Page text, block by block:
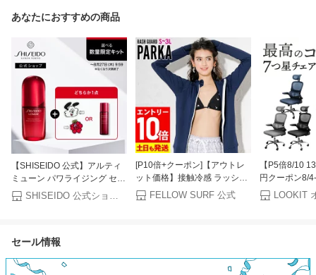
あなたにおすすめの商品
【SHISEIDO 公式】アルティ
ミューン パワライジング セラ
ム | SHISEIDO 資生堂 シセイ
ドウ | 美容液 うるおい 保湿
SHISEIDO 公式ショップ
[P10倍+クーポン]【アウトレ
ット価格】接触冷感 ラッシュ
ガード パーカー レディース
UPF50+ S〜3L UVカット98％
FELLOW SURF 公式
【P5倍8/10
円クーポン8/
チェア メッシ
肘付き デスク
セール情報